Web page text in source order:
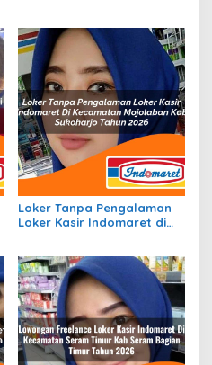
Loker Tanpa Pengalaman
Loker Kasir Indomaret di